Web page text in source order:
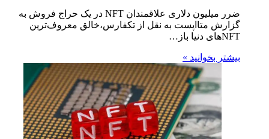
ضرر میلیون دلاری علاقمندان NFT در یک حراج فروش به
گزارش متااپست به نقل از تکفارس،خالق معروف‌ترین
NFT‌های دنیا باز…
بیشتر بخوانید »